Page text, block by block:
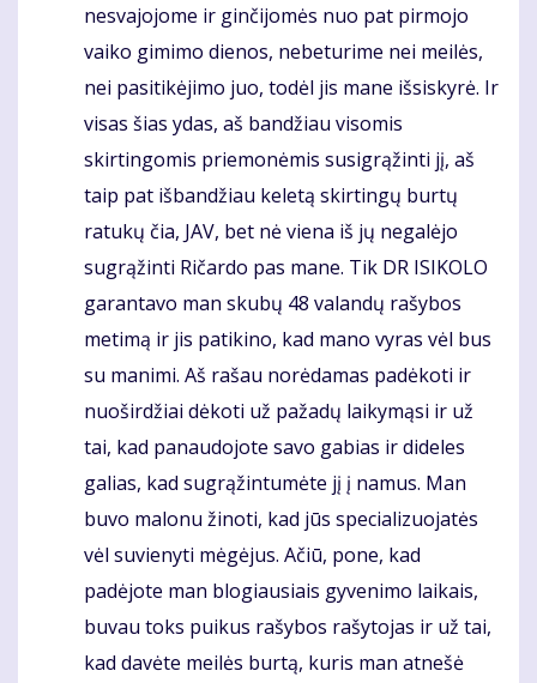
nesvajojome ir ginčijomės nuo pat pirmojo
vaiko gimimo dienos, nebeturime nei meilės,
nei pasitikėjimo juo, todėl jis mane išsiskyrė. Ir
visas šias ydas, aš bandžiau visomis
skirtingomis priemonėmis susigrąžinti jį, aš
taip pat išbandžiau keletą skirtingų burtų
ratukų čia, JAV, bet nė viena iš jų negalėjo
sugrąžinti Ričardo pas mane. Tik DR ISIKOLO
garantavo man skubų 48 valandų rašybos
metimą ir jis patikino, kad mano vyras vėl bus
su manimi. Aš rašau norėdamas padėkoti ir
nuoširdžiai dėkoti už pažadų laikymąsi ir už
tai, kad panaudojote savo gabias ir dideles
galias, kad sugrąžintumėte jį į namus. Man
buvo malonu žinoti, kad jūs specializuojatės
vėl suvienyti mėgėjus. Ačiū, pone, kad
padėjote man blogiausiais gyvenimo laikais,
buvau toks puikus rašybos rašytojas ir už tai,
kad davėte meilės burtą, kuris man atnešė